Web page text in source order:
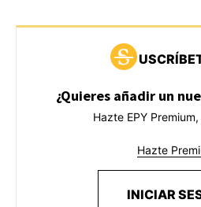
¿Quieres añadir un
Hazte EPY
Hazte
INICIAR